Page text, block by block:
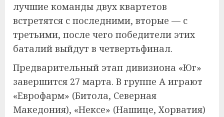
лучшие команды двух квартетов
встретятся с последними, вторые — с
третьими, после чего победители этих
баталий выйдут в четвертьфинал.
Предварительный этап дивизиона «Юг»
завершится 27 марта. В группе А играют
«Еврофарм» (Битола, Северная
Македония), «Нексе» (Нашице, Хорватия)